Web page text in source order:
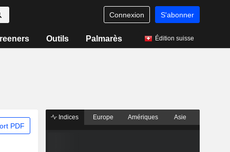
Connexion S'abonner
Outils Palmarès Édition suisse
PDF
Indices Europe Amériques Asie